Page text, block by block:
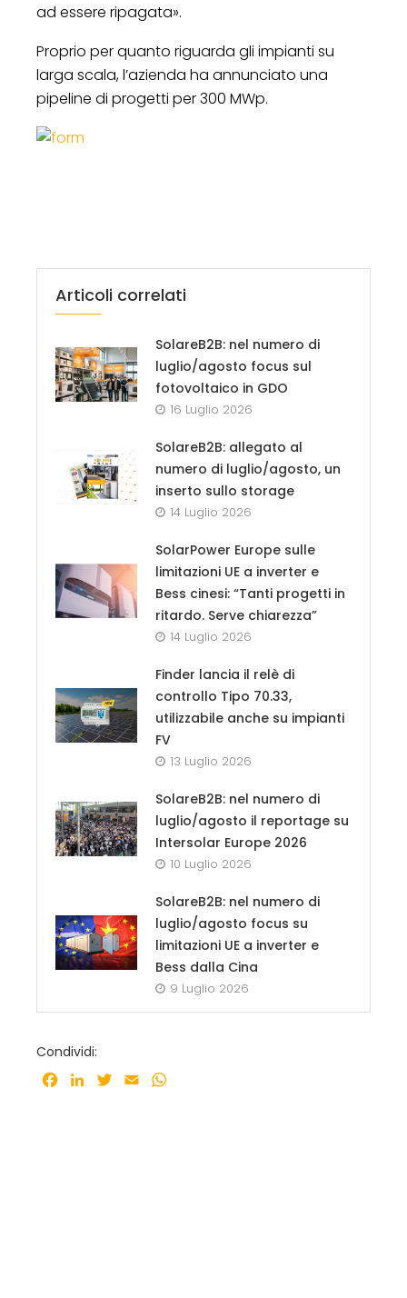
ad essere ripagata».
Proprio per quanto riguarda gli impianti su
larga scala, l’azienda ha annunciato una
pipeline di progetti per 300 MWp.
Articoli correlati
SolareB2B: nel numero di
luglio/agosto focus sul
fotovoltaico in GDO
16 Luglio 2026
SolareB2B: allegato al
numero di luglio/agosto, un
inserto sullo storage
14 Luglio 2026
SolarPower Europe sulle
limitazioni UE a inverter e
Bess cinesi: “Tanti progetti in
ritardo. Serve chiarezza”
14 Luglio 2026
Finder lancia il relè di
controllo Tipo 70.33,
utilizzabile anche su impianti
FV
13 Luglio 2026
SolareB2B: nel numero di
luglio/agosto il reportage su
Intersolar Europe 2026
10 Luglio 2026
SolareB2B: nel numero di
luglio/agosto focus su
limitazioni UE a inverter e
Bess dalla Cina
9 Luglio 2026
Condividi:
Facebook
LinkedInTwitter
Email